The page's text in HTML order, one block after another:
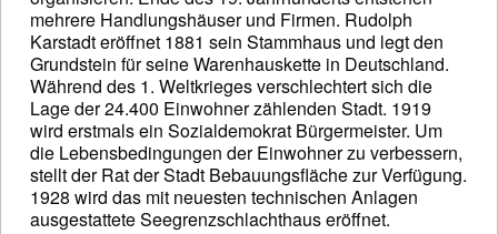
mehrere Handlungshäuser und Firmen. Rudolph
Karstadt eröffnet 1881 sein Stammhaus und legt den
Grundstein für seine Warenhauskette in Deutschland.
Während des 1. Weltkrieges verschlechtert sich die
Lage der 24.400 Einwohner zählenden Stadt. 1919
wird erstmals ein Sozialdemokrat Bürgermeister. Um
die Lebensbedingungen der Einwohner zu verbessern,
stellt der Rat der Stadt Bebauungsfläche zur Verfügung.
1928 wird das mit neuesten technischen Anlagen
ausgestattete Seegrenzschlachthaus eröffnet.